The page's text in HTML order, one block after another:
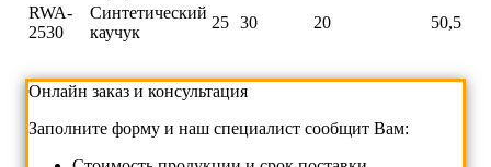
RWA-
2530
Синтетический
каучук
25 30 20 50,5
Онлайн заказ и консультация
Заполните форму и наш специалист сообщит Вам: